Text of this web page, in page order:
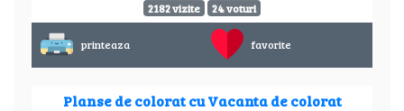
2182 vizite 24 voturi
printeaza favorite
Planse de colorat cu Vacanta de colorat